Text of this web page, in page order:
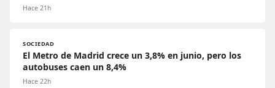
Hace 21h
SOCIEDAD
El Metro de Madrid crece un 3,8% en junio, pero los
autobuses caen un 8,4%
Hace 22h